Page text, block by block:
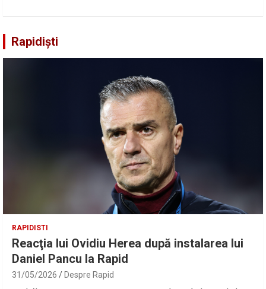
Rapidiști
RAPIDISTI
Reacţia lui Ovidiu Herea după instalarea lui
Daniel Pancu la Rapid
31/05/2026 Despre Rapid